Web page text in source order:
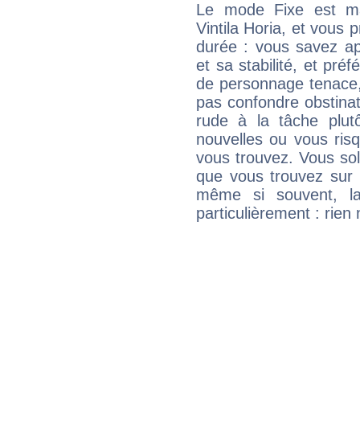
Le mode Fixe est
Vintila Horia, et vous
durée : vous savez
et sa stabilité, et
de personnage
pas confondre
rude à la tâche
nouvelles ou vous
vous trouvez. Vous
que vous trouvez
même si souvent,
particulièrement : rien